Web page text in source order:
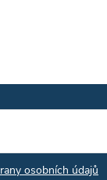
osobních údajů